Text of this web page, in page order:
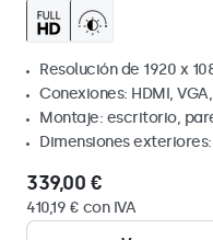
Resolución de 1920 x
Conexiones: HDMI,
Montaje: escritorio,
Dimensiones
339,00 €
410,19 € con IVA